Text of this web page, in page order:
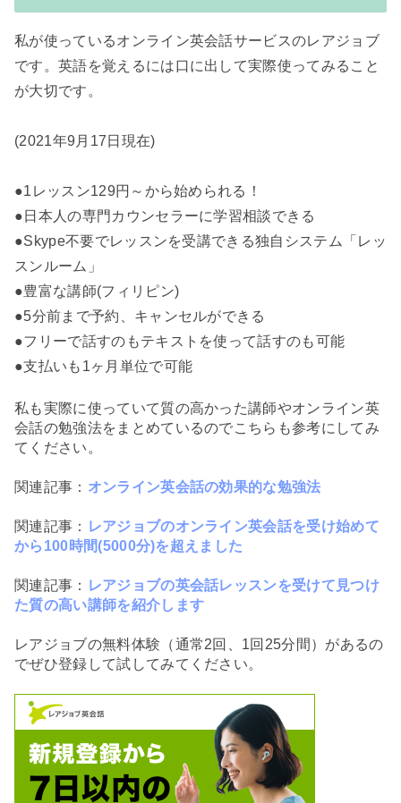
私が使っているオンライン英会話サービスのレアジョブ
です。英語を覚えるには口に出して実際使ってみること
が大切です。
(2021年9月17日現在)
●1レッスン129円～から始められる！
●日本人の専門カウンセラーに学習相談できる
●Skype不要でレッスンを受講できる独自システム「レッ
スンルーム」
●豊富な講師(フィリピン)
●5分前まで予約、キャンセルができる
●フリーで話すのもテキストを使って話すのも可能
●支払いも1ヶ月単位で可能
私も実際に使っていて質の高かった講師やオンライン英
会話の勉強法をまとめているのでこちらも参考にしてみ
てください。
関連記事： オンライン英会話の効果的な勉強法
関連記事： レアジョブのオンライン英会話を受け始めて
から100時間(5000分)を超えました
関連記事： レアジョブの英会話レッスンを受けて見つけ
た質の高い講師を紹介します
レアジョブの無料体験（通常2回、1回25分間）があるの
でぜひ登録して試してみてください。